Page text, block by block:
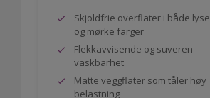
Skjoldfrie overflater i både lyse
og mørke farger
Flekkavvisende og suveren
vaskbarhet
Matte veggflater som tåler høy
belastning